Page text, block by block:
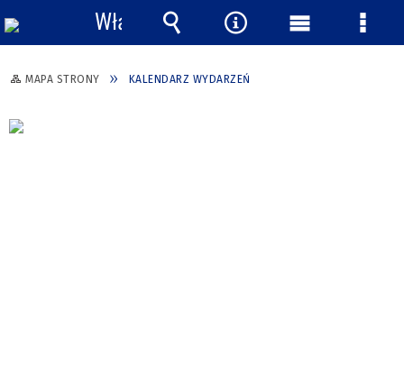
MAPA STRONY KALENDARZ WYDARZEŃ
Włącz
powiadomienia
Wyszukiwarka
Narzędzia
Menu Menu